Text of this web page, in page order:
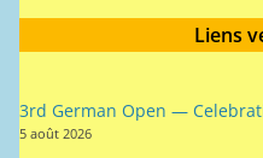
Liens
3rd German Open —
5 août 2026